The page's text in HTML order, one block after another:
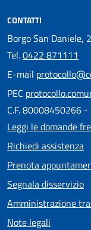
CONTATTI
Borgo San Daniele,
Tel.0422 871111
E-mail
PEC
C.F. 80008450266
Leggi le domande
Richiedi assistenza
Prenota
Segnala disservizio
Amministrazione
Note legali